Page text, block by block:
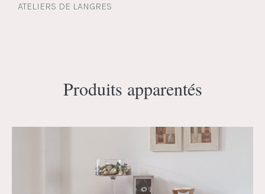
ATELIERS DE LANGRES
Produits apparentés